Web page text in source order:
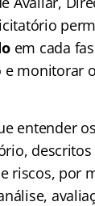
em cada
monitorar
entender
riscos, por